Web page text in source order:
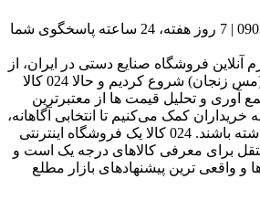
تلفن پشتیبانی 09036751809 | 7 روز هفته، 24 ساعته پاسخگوی شما
آنلاین فروشگاه صنایع دستی در ایران، از
سال 1396 با وب سایت (مس زنجان) شروع کردیم و حالا 024 کالا
آوری و تحلیل قیمت‌ ها از معتبرترین
خریداران کمک می‌کنیم تا انتخابی آگاهانه،
هوشمندانه و به‌ صرفه داشته باشند. 024 کالا یک فروشگاه اینترنتی
برای معرفی کالاهای درجه یک است و
و واقعی‌ ترین پیشنهادهای بازار مطلع